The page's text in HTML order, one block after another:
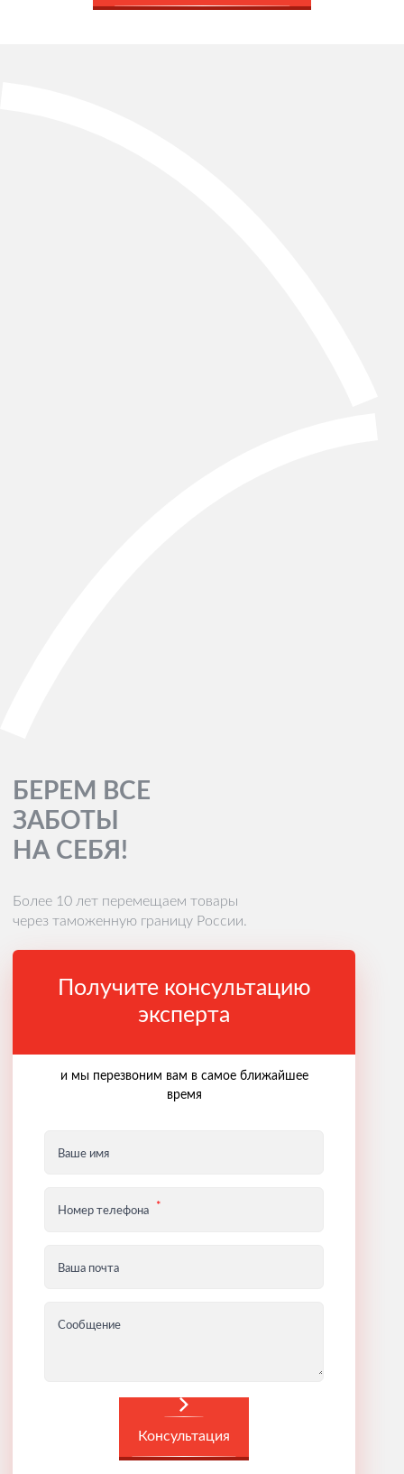
БЕРЕМ ВСЕ
ЗАБОТЫ
НА СЕБЯ!
Более 10 лет перемещаем товары
через таможенную границу России.
Получите консультацию
эксперта
и мы перезвоним вам в самое ближайшее
время
Ваше имя
Номер телефона
Ваша почта
Сообщение
Консультация